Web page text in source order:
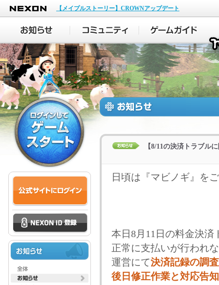
NEXON
【メイプルストーリー】CROWNアップデート
【8/11の決済トラブル
日頃は『マビノギ』を
本日8月11日の料金決済
正常に支払いが行われ
運営にて決済記録の調
後日修正作業と対応告